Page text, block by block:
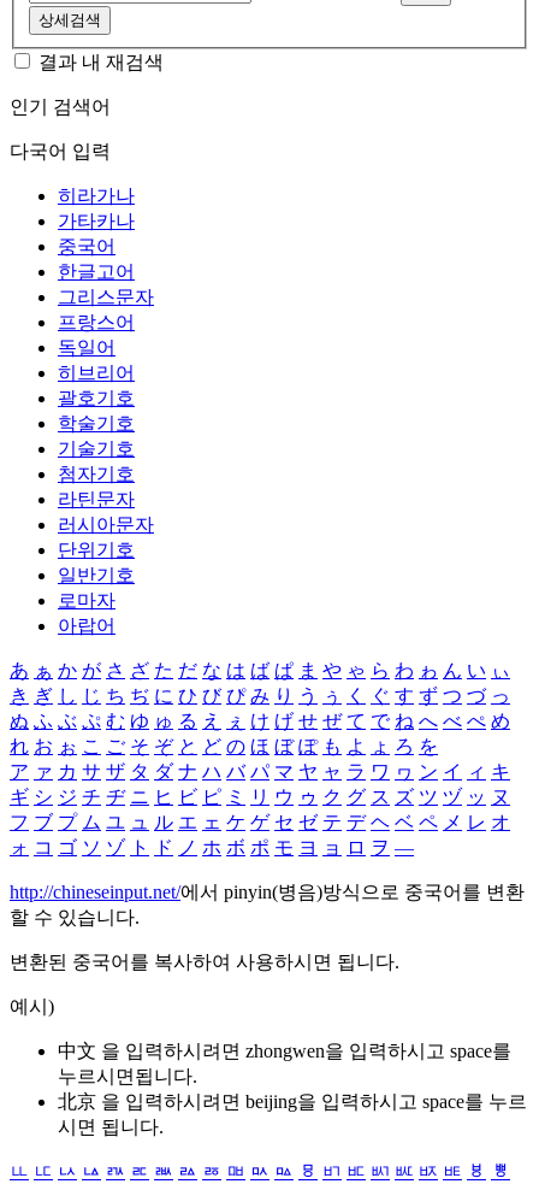
상세검색
결과 내 재검색
인기 검색어
다국어 입력
히라가나
가타카나
중국어
한글고어
그리스문자
프랑스어
독일어
히브리어
괄호기호
학술기호
기술기호
첨자기호
라틴문자
러시아문자
단위기호
일반기호
로마자
아랍어
あ ぁ か が さ ざ た だ な は ば ぱ ま や ゃ ら わ ゎ ん い ぃ
き ぎ し じ ち ぢ に ひ び ぴ み り う ぅ く ぐ す ず つ づ っ
ぬ ふ ぶ ぷ む ゆ ゅ る え ぇ け げ せ ぜ て で ね へ べ ぺ め
れ お ぉ こ ご そ ぞ と ど の ほ ぼ ぽ も よ ょ ろ を
ア ァ カ サ ザ タ ダ ナ ハ バ パ マ ヤ ャ ラ ワ ヮ ン イ ィ キ
ギ シ ジ チ ヂ ニ ヒ ビ ピ ミ リ ウ ゥ ク グ ス ズ ツ ヅ ッ ヌ
フ ブ プ ム ユ ュ ル エ ェ ケ ゲ セ ゼ テ デ ヘ ベ ペ メ レ オ
ォ コ ゴ ソ ゾ ト ド ノ ホ ボ ポ モ ヨ ョ ロ ヲ ―
http://chineseinput.net/에서 pinyin(병음)방식으로 중국어를 변환
할 수 있습니다.
변환된 중국어를 복사하여 사용하시면 됩니다.
예시)
中文 을 입력하시려면 zhongwen을 입력하시고 space를
누르시면됩니다.
北京 을 입력하시려면 beijing을 입력하시고 space를 누르
시면 됩니다.
ㅥ ㅦ ㅧ ㅨ ㅩ ㅪ ㅫ ㅬ ㅭ ㅮ ㅯ ㅰ ㅱ ㅲ ㅳ ㅴ ㅵ ㅶ ㅷ ㅸ
ㅹ